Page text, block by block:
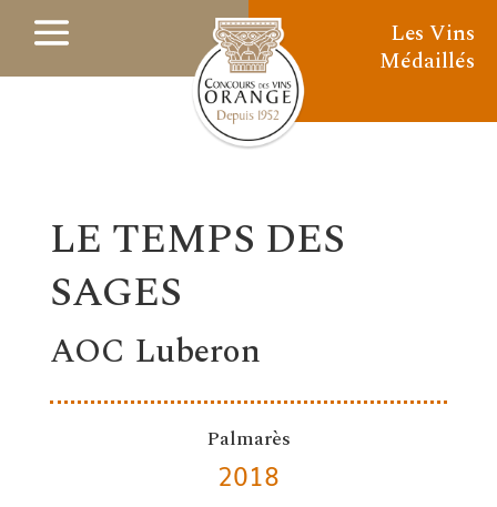
Les Vins
Médaillés
LE TEMPS DES
SAGES
AOC Luberon
Palmarès
2018